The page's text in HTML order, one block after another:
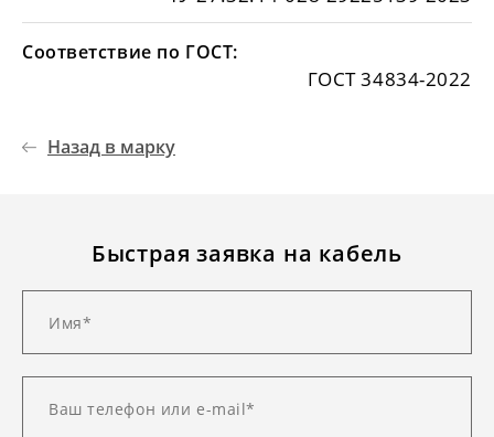
Соответствие по ГОСТ:
ГОСТ 34834-2022
Назад в марку
Быстрая заявка на кабель